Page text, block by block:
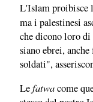
L'Islam proibisce
ma i palestinesi
che dicono loro di
siano ebrei,
soldati",
Lefatwacome